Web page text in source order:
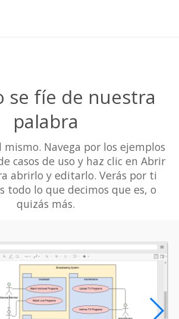
se fíe de nuestra
palabra
mismo. Navega por los ejemplos
casos de uso y haz clic en Abrir
abrirlo y editarlo. Verás por ti
todo lo que decimos que es, o
quizás más.